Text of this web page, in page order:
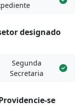
designado
Segunda
Secretaria
se